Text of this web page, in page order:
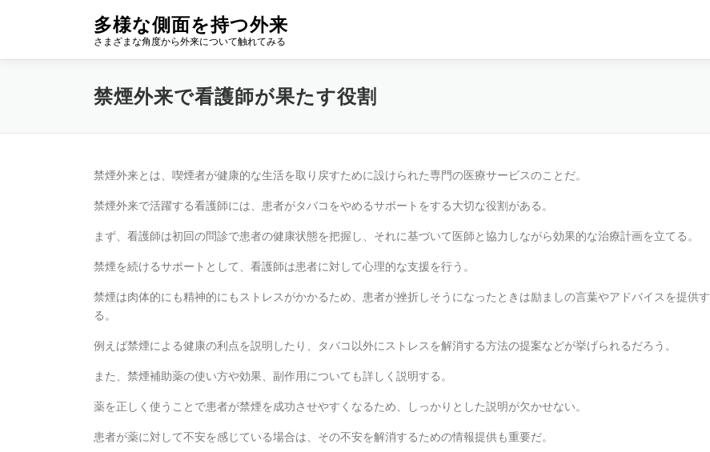
ン
多様な側面を持つ外来
さまざまな角度から外来について触れてみる
禁煙外来で看護師が果たす役割
禁煙外来とは、喫煙者が健康的な生活を取り戻すために設けられた専門の医療サービスのことだ。
禁煙外来で活躍する看護師には、患者がタバコをやめるサポートをする大切な役割がある。
まず、看護師は初回の問診で患者の健康状態を把握し、それに基づいて医師と協力しながら効果的な治療計画を立てる。
禁煙を続けるサポートとして、看護師は患者に対して心理的な支援を行う。
禁煙は肉体的にも精神的にもストレスがかかるため、患者が挫折しそうになったときは励ましの言葉やアドバイスを提供す
る。
例えば禁煙による健康の利点を説明したり、タバコ以外にストレスを解消する方法の提案などが挙げられるだろう。
また、禁煙補助薬の使い方や効果、副作用についても詳しく説明する。
薬を正しく使うことで患者が禁煙を成功させやすくなるため、しっかりとした説明が欠かせない。
患者が薬に対して不安を感じている場合は、その不安を解消するための情報提供も重要だ。